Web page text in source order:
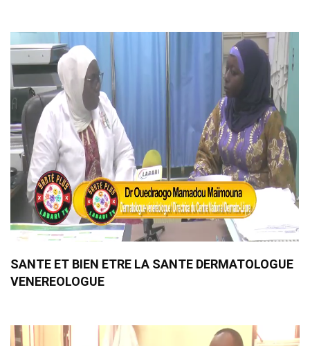
SANTE ET BIEN ETRE LA SANTE DERMATOLOGUE
VENEREOLOGUE